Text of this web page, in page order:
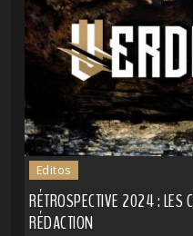
Editos
RÉTROSPECTIVE 2024 : LES
RÉDACTION